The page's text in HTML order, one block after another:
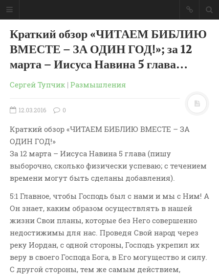
ГЛАВНАЯ
СЛОВО-ВИДЕО
ВОПРОСЫ ПАСТОРУ
КОНТАКТ
РУБРИКИ
Краткий обзор «ЧИТАЕМ БИБЛИЮ
ВМЕСТЕ – ЗА ОДИН ГОД!»; за 12
марта – Иисуса Навина 5 глава…
Сергей Тупчик | Размышления
12.03.2016 0
Краткий обзор «ЧИТАЕМ БИБЛИЮ ВМЕСТЕ – ЗА
ОДИН ГОД!»
За 12 марта – Иисуса Навина 5 глава (пишу
выборочно, сколько физически успеваю; с течением
времени могут быть сделаны добавления).
5:1 Главное, чтобы Господь был с нами и мы с Ним! А
Он знает, каким образом осуществлять в нашей
жизни Свои планы, которые без Него совершенно
недостижимы для нас. Проведя Свой народ через
реку Иордан, с одной стороны, Господь укрепил их
веру в своего Господа Бога, в Его могущество и силу.
С другой стороны, тем же самым действием,